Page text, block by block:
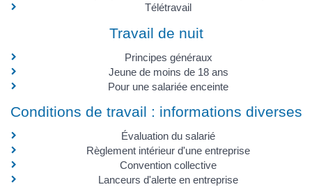
Télétravail
Travail de nuit
Principes généraux
Jeune de moins de 18 ans
Pour une salariée enceinte
Conditions de travail : informations diverses
Évaluation du salarié
Règlement intérieur d'une entreprise
Convention collective
Lanceurs d'alerte en entreprise